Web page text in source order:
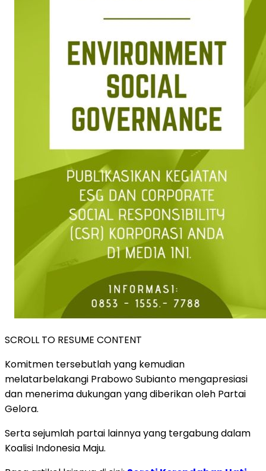
SCROLL TO RESUME CONTENT
Komitmen tersebutlah yang kemudian
melatarbelakangi Prabowo Subianto mengapresiasi
dan menerima dukungan yang diberikan oleh Partai
Gelora.
Serta sejumlah partai lainnya yang tergabung dalam
Koalisi Indonesia Maju.